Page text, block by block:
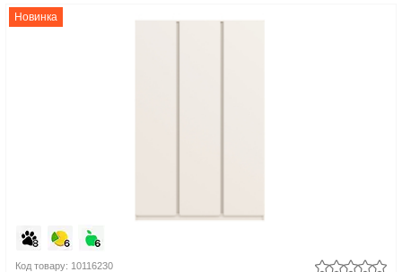
Новинка
Код товару: 10116230